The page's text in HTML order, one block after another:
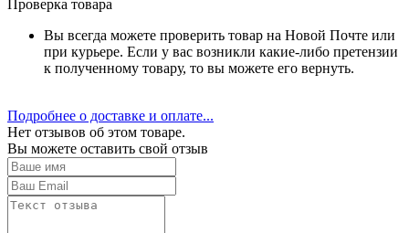
Проверка товара
Вы всегда можете проверить товар на Новой Почте или
при курьере. Если у вас возникли какие-либо претензии
к полученному товару, то вы можете его вернуть.
Подробнее о доставке и оплате...
Нет отзывов об этом товаре.
Вы можете оставить свой отзыв